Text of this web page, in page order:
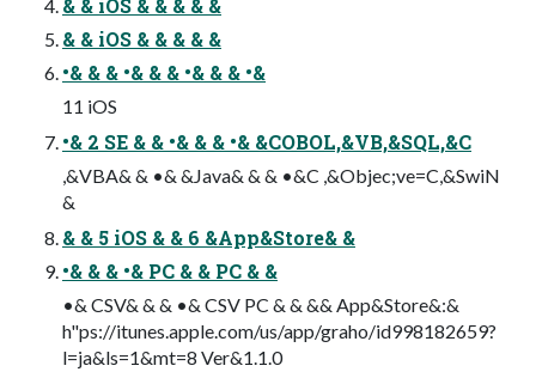
& & iOS & & & & &
•& & & •& & & •& & & •&
11 iOS
•& 2 SE & & •& & & •& &COBOL,&VB,&SQL,&C
,&VBA& & •& &Java& & & •&C ,&Objec;ve=C,&SwiN
&
& & 5 iOS & & 6 &App&Store& &
•& & & •& PC & & PC & &
•& CSV& & & •& CSV PC & & && App&Store&:&
h"ps://itunes.apple.com/us/app/graho/id998182659?
l=ja&ls=1&mt=8 Ver&1.1.0